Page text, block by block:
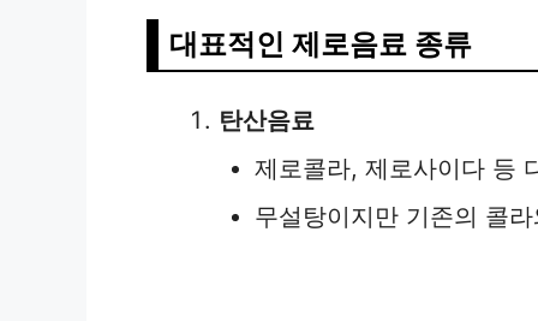
대표적인 제로음료 종류
탄산음료
제로콜라, 제로사이다 등
무설탕이지만 기존의 콜